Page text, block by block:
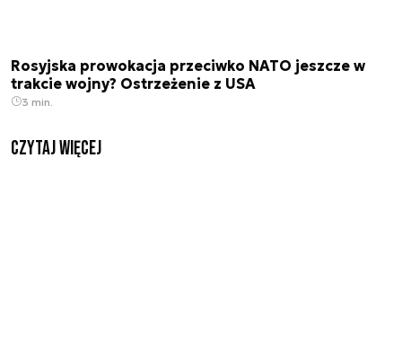
Rosyjska prowokacja przeciwko NATO jeszcze w
trakcie wojny? Ostrzeżenie z USA
3 min.
czytaj więcej